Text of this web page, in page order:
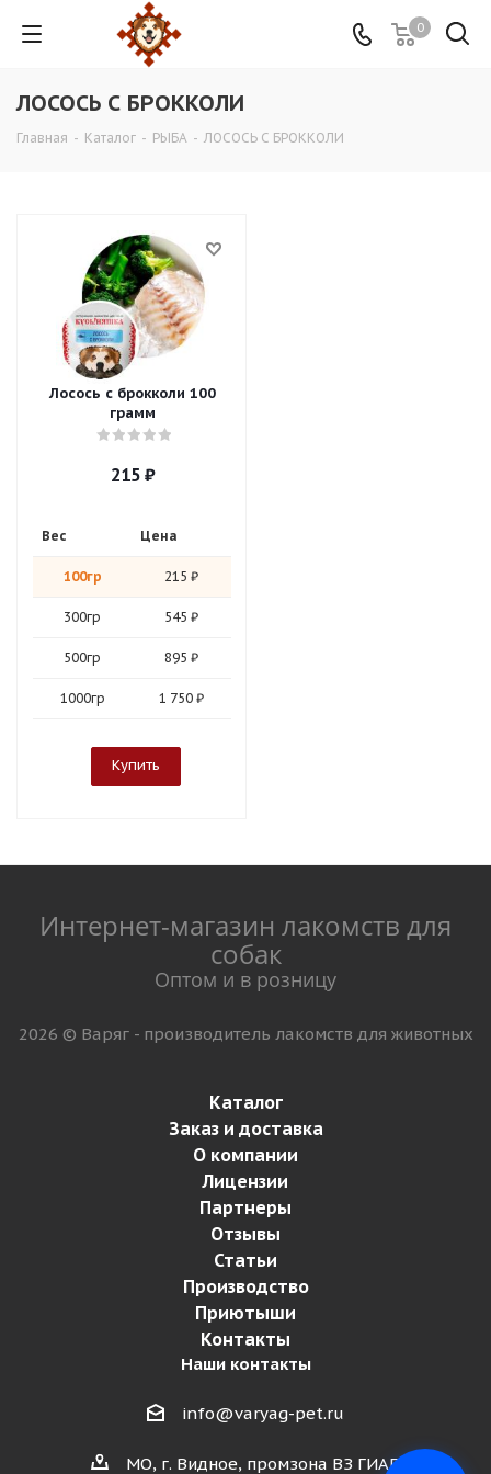
0
ЛОСОСЬ С БРОККОЛИ
Главная - Каталог - РЫБА - ЛОСОСЬ С БРОККОЛИ
Лосось с брокколи 100
грамм
215₽
Вес Цена
100гр 215 ₽
300гр 545 ₽
500гр 895 ₽
1000гр 1 750 ₽
Купить
Интернет-магазин лакомств для
собак
Оптом и в розницу
2026 © Варяг - производитель лакомств для животных
Каталог
Заказ и доставка
О компании
Лицензии
Партнеры
Отзывы
Статьи
Производство
Приютыши
Контакты
Наши контакты
info@varyag-pet.ru
МО, г. Видное, промзона ВЗ ГИАП